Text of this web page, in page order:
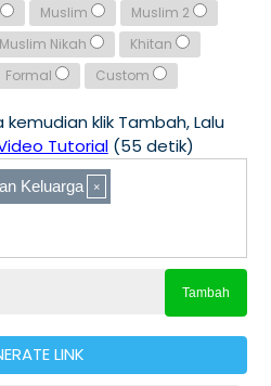
Muslim
Muslim 2
Muslim Nikah
Khitan
Formal Custom
klik Tambah, Lalu
Tutorial(55 detik)
Keluarga
Tambah
LINK